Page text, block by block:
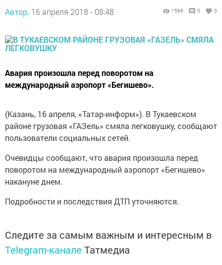
Автор, 16 апреля 2018 - 08:48 1566 0 0
Авария произошла перед поворотом на
международный аэропорт «Бегишево».
(Казань, 16 апреля, «Татар-информ»). В Тукаевском
районе грузовая «ГАЗель» смяла легковушку, сообщают
пользователи социальных сетей.
Очевидцы сообщают, что авария произошла перед
поворотом на международный аэропорт «Бегишево»
накануне днем.
Подробности и последствия ДТП уточняются.
Следите за самым важным и интересным в
Telegram-канале Татмедиа